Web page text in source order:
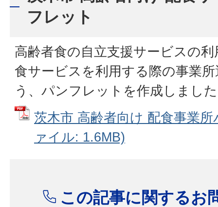
フレット
高齢者食の自立支援サービスの
食サービスを利用する際の事業
う、パンフレットを作成しまし
茨木市 高齢者向け 配食事業
ァイル: 1.6MB)
この記事に関するお